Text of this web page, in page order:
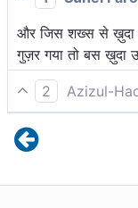
और जिस शख्स से ख़ुदा
गुज़र गया तो बस ख़ुदा
2
Azizul-
और जो अल्लाह तथा
उल्लंघन करेगा, उसे
उसी के लिए